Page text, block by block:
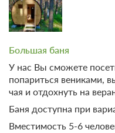
БарнХаус №1 с
3-комнатный номер с
гостиной. Для двух пар —
изолированы и
70м2
x2 Две
Одна диван-
Большая баня
У нас Вы сможете
попариться вениками,
чая и отдохнуть на
Баня доступна при
Вместимость 5-6